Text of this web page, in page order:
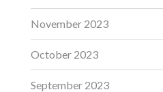
November 2023
October 2023
September 2023